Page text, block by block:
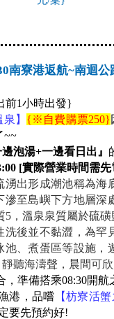
南寮港返航~南迴
前1小時出發}
】 {※自費購票250}
~~
邊泡湯+一邊看日出』
[實際營業時間需先
出形成潮池稱為
至島嶼下方地層
5，溫泉泉質屬於硫
後並不黏澀，為
、煮蛋區等設施
聽海濤聲，晨間可
，準備搭乘08:30開
港，品嚐 【枋寮活
要先預約好!